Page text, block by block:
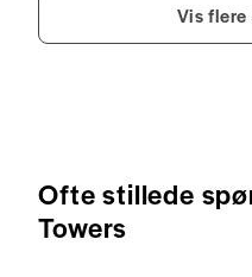
Vis flere
Ofte stillede
Towers